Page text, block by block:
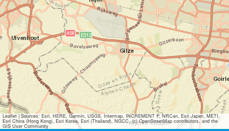
Leaflet | Sources: Esri, HERE, Garmin, USGS, Intermap, INCREMENT P, NRCan, Esri Japan, METI,
Esri China (Hong Kong), Esri Korea, Esri (Thailand), NGCC, (c) OpenStreetMap contributors, and the
GIS User Community